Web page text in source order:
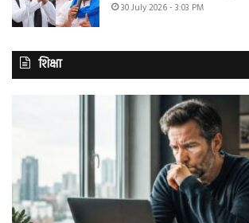
30 July 2026 - 3:03 PM
शिक्षा